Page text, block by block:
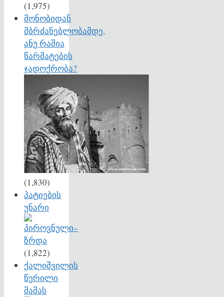
(1,975)
მონობიდან
მბრძანებლობამდე,
ანუ რაშია
წარმატების
ჯადოქრობა?
(1,830)
პატიების
უნარი
(1,822)
ქალიშვილის
წერილი
მამას